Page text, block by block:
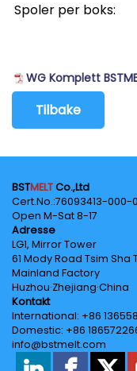
Spoler per boks:
WG Komplett
Tilbake
BSTMELTCo.,Ltd
Cert.No.‌:76093413-000-
Open M-Sat 8-17
Adresse
LG1, Mirror Tower
61 Mody Road Tsim
Mainland Factory
Huzhou·Zhejiang·China
Kontakt
International: +86
Domestic: +86
info@bstmelt.com